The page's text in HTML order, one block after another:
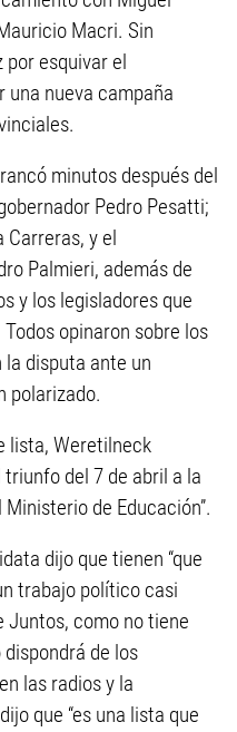
Macri. Sin
esquivar el
una nueva campaña
minutos después del
Pedro Pesatti;
Carreras, y el
Palmieri, además de
y los legisladores que
opinaron sobre los
disputa ante un
polarizado.
lista, Weretilneck
triunfo del 7 de abril a la
de Educación”.
dijo que tienen “que
trabajo político casi
Juntos, como no tiene
de los
las radios y la
que “es una lista que